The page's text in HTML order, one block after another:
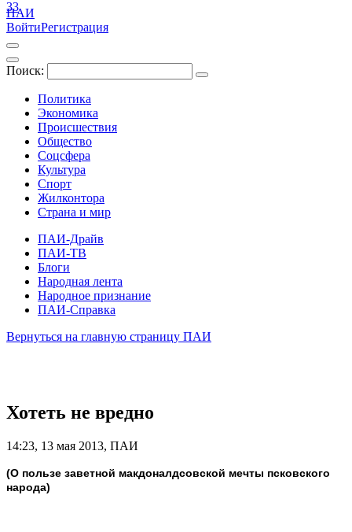
ПАИ
ВойтиРегистрация
Поиск:
Политика
Экономика
Происшествия
Общество
Соцсфера
Культура
Спорт
Жилконтора
Страна и мир
ПАИ-Драйв
ПАИ-ТВ
Блоги
Народная лента
Народное признание
ПАИ-Справка
33
Вернуться на главную страницу ПАИ
Хотеть не вредно
14:23, 13 мая 2013, ПАИ
(О пользе заветной макдоналдсовской мечты псковского
народа)